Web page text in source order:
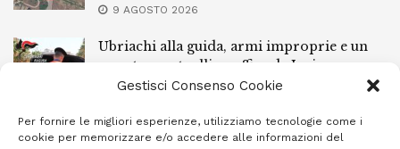
Gestisci Consenso Cookie
Per fornire le migliori esperienze, utilizziamo tecnologie come i
cookie per memorizzare e/o accedere alle informazioni del
9 AGOSTO 2026
Ubriachi alla guida, armi improprie e un
arresto: controlli a raffica da Ispica a
Pozzallo
Scippo a Donnalucata, preso un ventenne